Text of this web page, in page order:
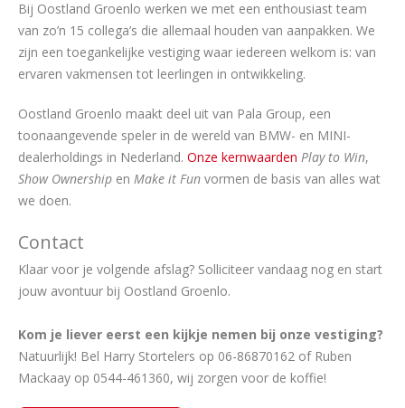
Bij Oostland Groenlo werken we met een enthousiast team
van zo’n 15 collega’s die allemaal houden van aanpakken. We
zijn een toegankelijke vestiging waar iedereen welkom is: van
ervaren vakmensen tot leerlingen in ontwikkeling.
Oostland Groenlo maakt deel uit van Pala Group, een
toonaangevende speler in de wereld van BMW- en MINI-
dealerholdings in Nederland. Onze kernwaarden Play to Win,
Show Ownership en Make it Fun vormen de basis van alles wat
we doen.
Contact
Klaar voor je volgende afslag? Solliciteer vandaag nog en start
jouw avontuur bij Oostland Groenlo.
Kom je liever eerst een kijkje nemen bij onze vestiging?
Natuurlijk! Bel Harry Stortelers op 06-86870162 of Ruben
Mackaay op 0544-461360, wij zorgen voor de koffie!